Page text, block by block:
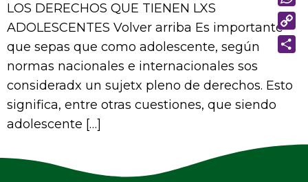
LOS DERECHOS QUE TIENEN LXS
ADOLESCENTES Volver arriba Es importante
que sepas que como adolescente, según
normas nacionales e internacionales sos
consideradx un sujetx pleno de derechos. Esto
significa, entre otras cuestiones, que siendo
adolescente […]
LINK